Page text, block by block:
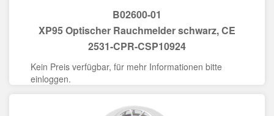
B02600-01
XP95 Optischer Rauchmelder schwarz, CE
2531-CPR-CSP10924
Kein Preis verfügbar, für mehr Informationen bitte
einloggen.